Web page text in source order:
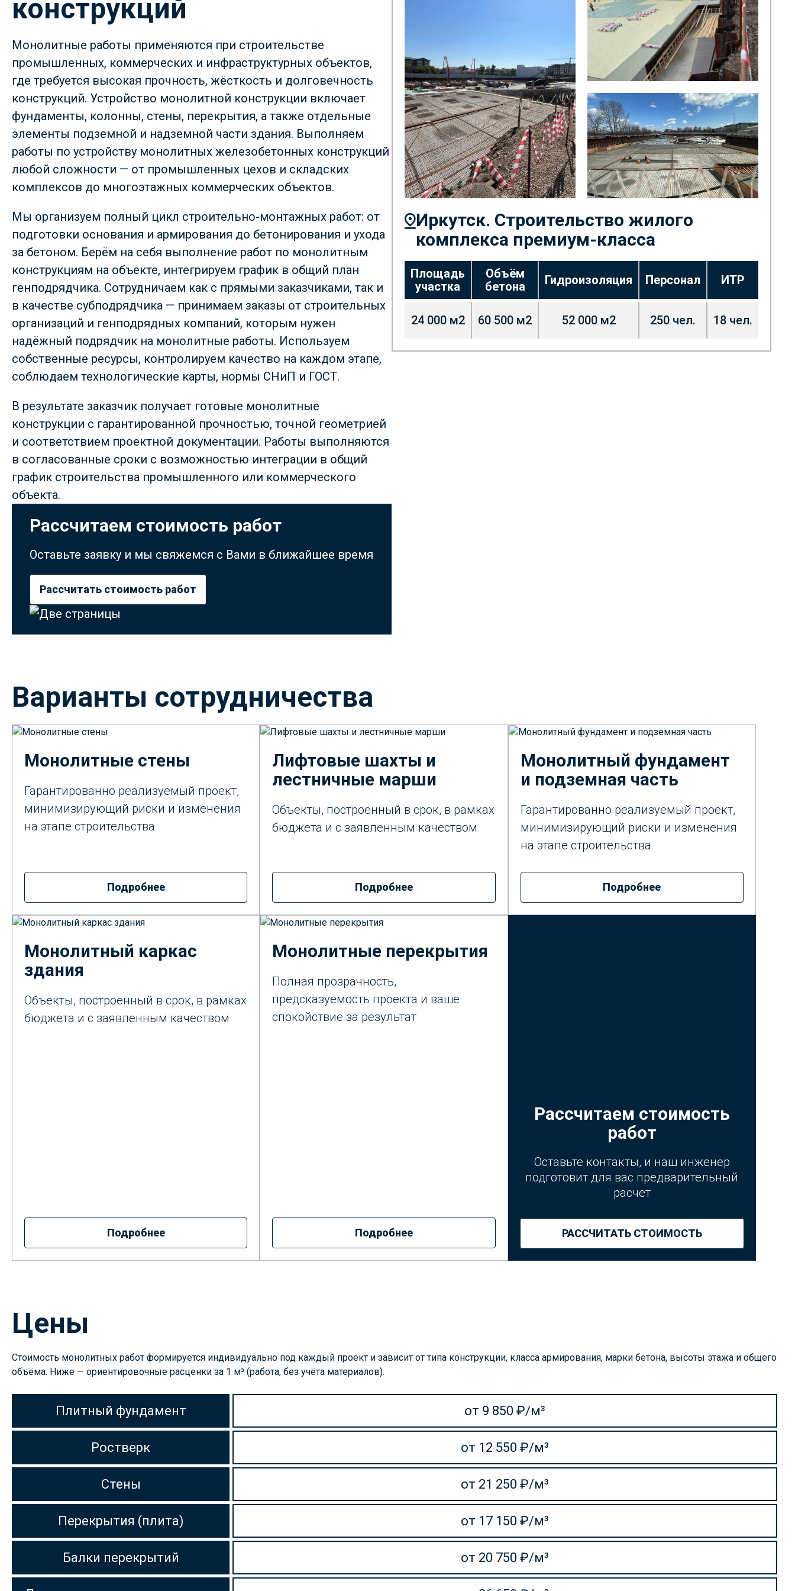
конструкций
Монолитные работы применяются при строительстве
промышленных, коммерческих и инфраструктурных объектов,
где требуется высокая прочность, жёсткость и долговечность
конструкций. Устройство монолитной конструкции включает
фундаменты, колонны, стены, перекрытия, а также отдельные
элементы подземной и надземной части здания. Выполняем
работы по устройству монолитных железобетонных конструкций
любой сложности — от промышленных цехов и складских
комплексов до многоэтажных коммерческих объектов.
Мы организуем полный цикл строительно-монтажных работ: от
подготовки основания и армирования до бетонирования и ухода
за бетоном. Берём на себя выполнение работ по монолитным
конструкциям на объекте, интегрируем график в общий план
генподрядчика. Сотрудничаем как с прямыми заказчиками, так и
в качестве субподрядчика — принимаем заказы от строительных
организаций и генподрядных компаний, которым нужен
надёжный подрядчик на монолитные работы. Используем
собственные ресурсы, контролируем качество на каждом этапе,
соблюдаем технологические карты, нормы СНиП и ГОСТ.
В результате заказчик получает готовые монолитные
конструкции с гарантированной прочностью, точной геометрией
и соответствием проектной документации. Работы выполняются
в согласованные сроки с возможностью интеграции в общий
график строительства промышленного или коммерческого
объекта.
Рассчитаем стоимость работ
Оставьте заявку и мы свяжемся с Вами в ближайшее время
Рассчитать стоимость работ
Иркутск. Строительство жилого
комплекса премиум-класса
Площадь
участка
Объём
бетона
Гидроизоляция Персонал ИТР
24 000 м2 60 500 м2 52 000 м2 250 чел. 18 чел.
Варианты сотрудничества
Монолитные стены
Гарантированно реализуемый проект,
минимизирующий риски и изменения
на этапе строительства
Подробнее
Лифтовые шахты и
лестничные марши
Объекты, построенный в срок, в рамках
бюджета и с заявленным качеством
Подробнее
Монолитный фундамент
и подземная часть
Гарантированно реализуемый проект,
минимизирующий риски и изменения
на этапе строительства
Подробнее
Монолитный каркас
здания
Объекты, построенный в срок, в рамках
бюджета и с заявленным качеством
Подробнее
Монолитные перекрытия
Полная прозрачность,
предсказуемость проекта и ваше
спокойствие за результат
Подробнее
Рассчитаем стоимость
работ
Оставьте контакты, и наш инженер
подготовит для вас предварительный
расчет
РАССЧИТАТЬ СТОИМОСТЬ
Цены
Стоимость монолитных работ формируется индивидуально под каждый проект и зависит от типа конструкции, класса армирования, марки бетона, высоты этажа и общего
объёма. Ниже — ориентировочные расценки за 1 м³ (работа, без учёта материалов).
Плитный фундамент от 9 850 ₽/м³
Ростверк от 12 550 ₽/м³
Стены от 21 250 ₽/м³
Перекрытия (плита) от 17 150 ₽/м³
Балки перекрытий от 20 750 ₽/м³